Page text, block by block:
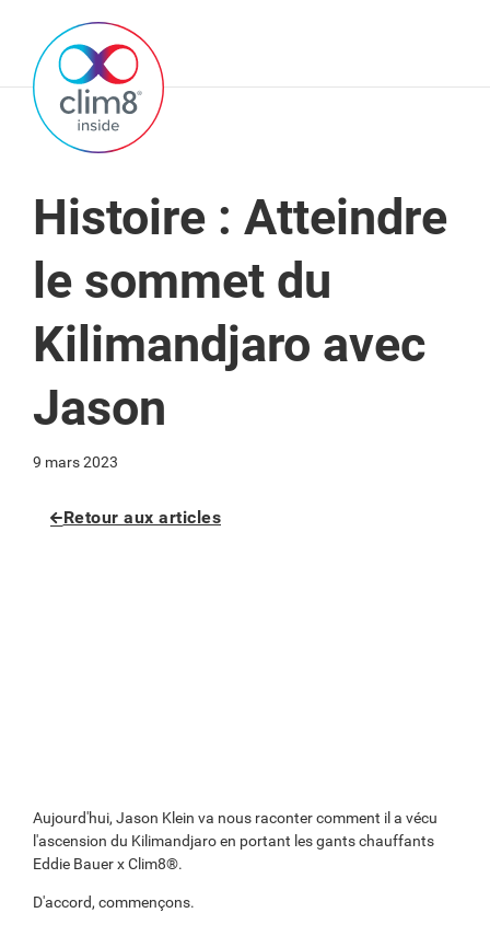
Histoire : Atteindre
le sommet du
Kilimandjaro avec
Jason
9 mars 2023
Retour aux articles
Aujourd'hui, Jason Klein va nous raconter comment il a vécu
l'ascension du Kilimandjaro en portant les gants chauffants
Eddie Bauer x Clim8®.
D'accord, commençons.